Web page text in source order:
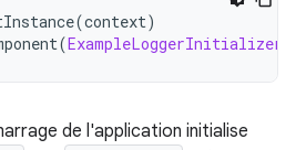
(context)
(ExampleLoggerInitializer
de l'application initialise